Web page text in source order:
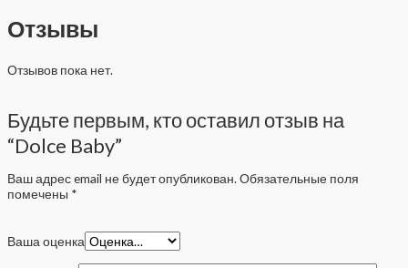
Отзывы
Отзывов пока нет.
Будьте первым, кто оставил отзыв на
“Dolce Baby”
Ваш адрес email не будет опубликован. Обязательные поля
помечены *
Ваша оценка